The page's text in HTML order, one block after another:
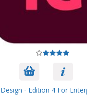
- Edition 4 For